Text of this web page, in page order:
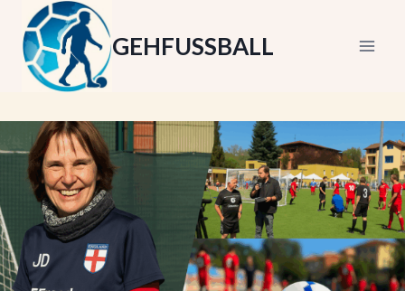
Inhalt
springen
GEHFUSSBALL